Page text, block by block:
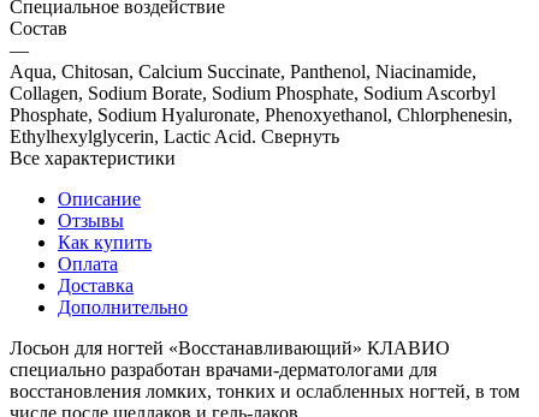
Специальное воздействие
Состав
—
Aqua, Сhitosan, Calcium Succinate, Panthenol, Niacinamide,
Collagen, Sodium Borate, Sodium Phosphate, Sodium Ascorbyl
Phosphate, Sodium Hyaluronate, Phenoxyethanol, Chlorphenesin,
Ethylhexylglycerin, Lactic Acid. Свернуть
Все характеристики
Описание
Отзывы
Как купить
Оплата
Доставка
Дополнительно
Лосьон для ногтей «Восстанавливающий» КЛАВИО
специально разработан врачами-дерматологами для
восстановления ломких, тонких и ослабленных ногтей, в том
числе после шеллаков и гель-лаков.